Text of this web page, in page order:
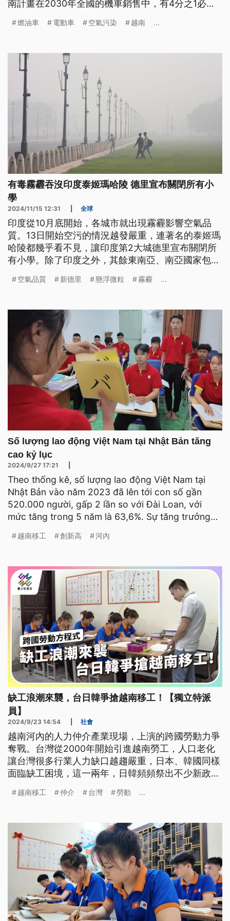
南計畫在2030年全國的機車銷售中，有4分之1必須
燃油車 電動車 空氣污染 越南 ...
有毒霧霾吞沒印度泰姬瑪哈陵 德里宣布關閉所有小
學
2024/11/15 12:31 全球
印度從10月底開始，各城市就出現霧霾影響空氣品
質。13日開始空污的情況越發嚴重，連著名的泰姬瑪
哈陵都幾乎看不見，讓印度第2大城德里宣布關閉所
有小學。除了印度之外，其餘東南亞、南亞國家包括
空氣品質 新德里 懸浮微粒 霧霾 ...
Số lượng lao động Việt Nam tại Nhật Bản tăng
cao kỷ lục
2024/9/27 17:21
Theo thống kê, số lượng lao động Việt Nam tại
Nhật Bản vào năm 2023 đã lên tới con số gần
520.000 người, gấp 2 lần so với Đài Loan, với
mức tăng trong 5 năm là 63,6%. Sự tăng trưởng
越南移工 創新高 河內
缺工浪潮來襲，台日韓爭搶越南移工！【獨立特派
員】
2024/9/23 14:54 社會
越南河內的人力仲介產業現場，上演的跨國勞動力爭
奪戰。台灣從2000年開始引進越南勞工，人口老化
讓台灣很多行業人力缺口越趨嚴重，日本、韓國同樣
面臨缺工困境，這一兩年，日韓頻頻祭出不少新政
隱約浮現的搶工潮，台灣還有優勢嗎？
越南移工 仲介 台灣 勞動 ...